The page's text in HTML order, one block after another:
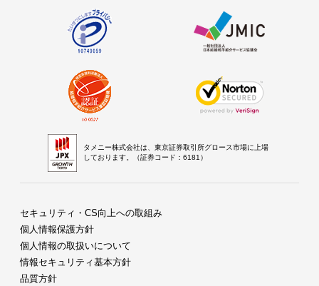
タメニー株式会社は、東京証券取引所グロース市場に上場
しております。（証券コード：6181）
セキュリティ・CS向上への取組み
個人情報保護方針
個人情報の取扱いについて
情報セキュリティ基本方針
品質方針